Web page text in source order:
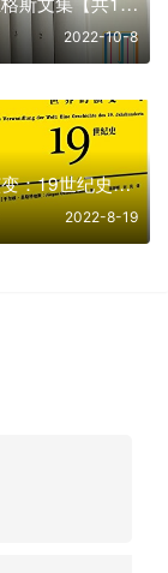
2022-10-8
世界的演变：19世纪史【共3册】【epub格式】【2.2MB】【编号：575835】
2022-8-19